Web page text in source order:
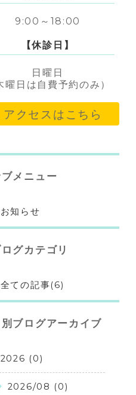
9:00～18:00
【休診日】
日曜日
曜日は自費予約のみ）
アクセスはこちら
メニュー
お知らせ
グカテゴリ
全ての記事(6)
別ブログアーカイブ
2026 (0)
2026/08 (0)